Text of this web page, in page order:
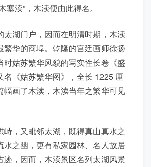
塞渎”，木渎便由此得名。
太湖门户，因而在明清时期，木渎
繁华的商埠。乾隆的宫廷画师徐扬
时姑苏繁华风貌的写实性长卷《盛
名《姑苏繁华图》，全长 1225 厘
幅画了木渎，木渎当年之繁华可见
峙，又毗邻太湖，既得真山真水之
水之幽，更有私家园林、名人故居
迹，因而，木渎景区名列太湖风景